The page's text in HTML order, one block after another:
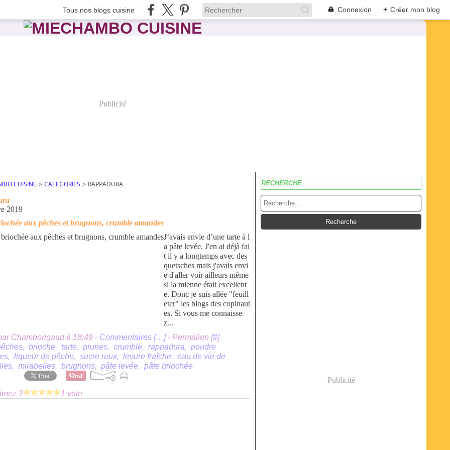
Tous nos blogs cuisine Connexion + Créer mon blog
Publicité
CUISINE > CATEGORIES > RAPPADURA
2019
aux pêches et brugnons, crumble amandes
J’avais envie d’une tarte à l
a pâte levée. J'en ai déjà fai
t il y a longtemps avec des
quetsches mais j'avais envi
e d'aller voir ailleurs même
si la mienne était excellent
e. Donc je suis allée "feuill
eter" les blogs des copinaut
es. Si vous me connaisse
z...
Chamborigaud à 18:49 - Commentaires […]- Permalien [#]
, brioche, tarte, prunes, crumble, rappadura, poudre
, liqueur de pêche, sucre roux, levure fraîche, eau de vie de
, mirabelles, brugnons, pâte levée, pâte briochée
? 1 vote
RECHERCHE
Publicité